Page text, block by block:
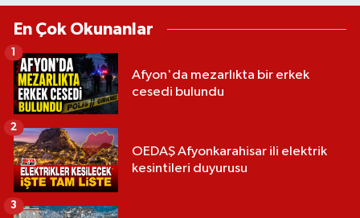
En Çok Okunanlar
Afyon'da mezarlıkta bir erkek
cesedi bulundu
1
OEDAŞ Afyonkarahisar ili elektrik
kesintileri duyurusu
2
3